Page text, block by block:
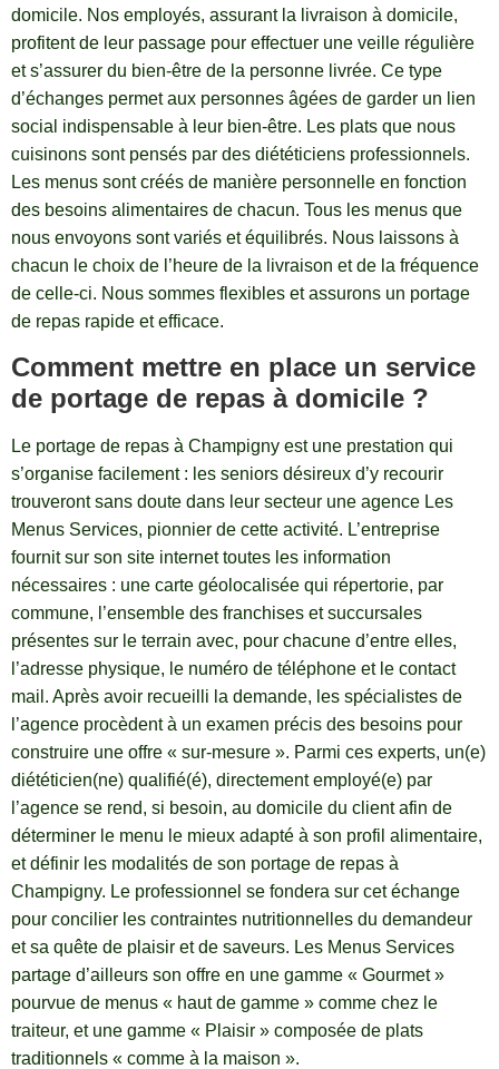
domicile. Nos employés, assurant la livraison à domicile,
profitent de leur passage pour effectuer une veille régulière
et s’assurer du bien-être de la personne livrée. Ce type
d’échanges permet aux personnes âgées de garder un lien
social indispensable à leur bien-être. Les plats que nous
cuisinons sont pensés par des diététiciens professionnels.
Les menus sont créés de manière personnelle en fonction
des besoins alimentaires de chacun. Tous les menus que
nous envoyons sont variés et équilibrés. Nous laissons à
chacun le choix de l’heure de la livraison et de la fréquence
de celle-ci. Nous sommes flexibles et assurons un portage
de repas rapide et efficace.
Comment mettre en place un service
de portage de repas à domicile ?
Le portage de repas à Champigny est une prestation qui
s’organise facilement : les seniors désireux d’y recourir
trouveront sans doute dans leur secteur une agence Les
Menus Services, pionnier de cette activité. L’entreprise
fournit sur son site internet toutes les information
nécessaires : une carte géolocalisée qui répertorie, par
commune, l’ensemble des franchises et succursales
présentes sur le terrain avec, pour chacune d’entre elles,
l’adresse physique, le numéro de téléphone et le contact
mail. Après avoir recueilli la demande, les spécialistes de
l’agence procèdent à un examen précis des besoins pour
construire une offre « sur-mesure ». Parmi ces experts, un(e)
diététicien(ne) qualifié(é), directement employé(e) par
l’agence se rend, si besoin, au domicile du client afin de
déterminer le menu le mieux adapté à son profil alimentaire,
et définir les modalités de son portage de repas à
Champigny. Le professionnel se fondera sur cet échange
pour concilier les contraintes nutritionnelles du demandeur
et sa quête de plaisir et de saveurs. Les Menus Services
partage d’ailleurs son offre en une gamme « Gourmet »
pourvue de menus « haut de gamme » comme chez le
traiteur, et une gamme « Plaisir » composée de plats
traditionnels « comme à la maison ».